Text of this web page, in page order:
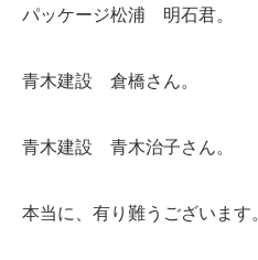
パッケージ松浦 明石君。
青木建設 倉橋さん。
青木建設 青木治子さん。
本当に、有り難うございます。